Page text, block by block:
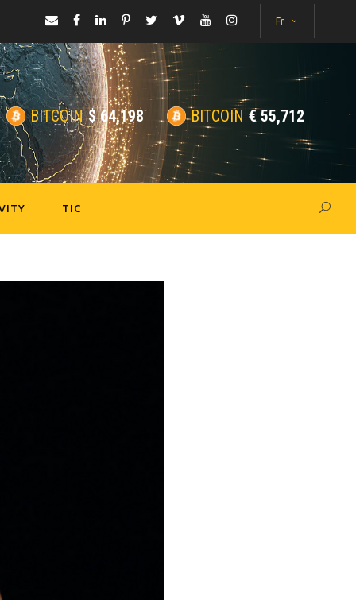
Fr
BITCOIN $64,198 BITCOIN €55,712
TIC